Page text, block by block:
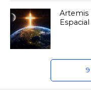
Artemis
9